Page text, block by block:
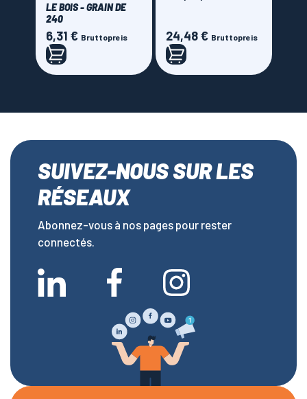
LE BOIS - GRAIN DE
240
Preis
6,31 € Bruttopreis Preis
24,48 € Bruttopreis
SUIVEZ-NOUS SUR LES
RÉSEAUX
Abonnez-vous à nos pages pour rester
connectés.